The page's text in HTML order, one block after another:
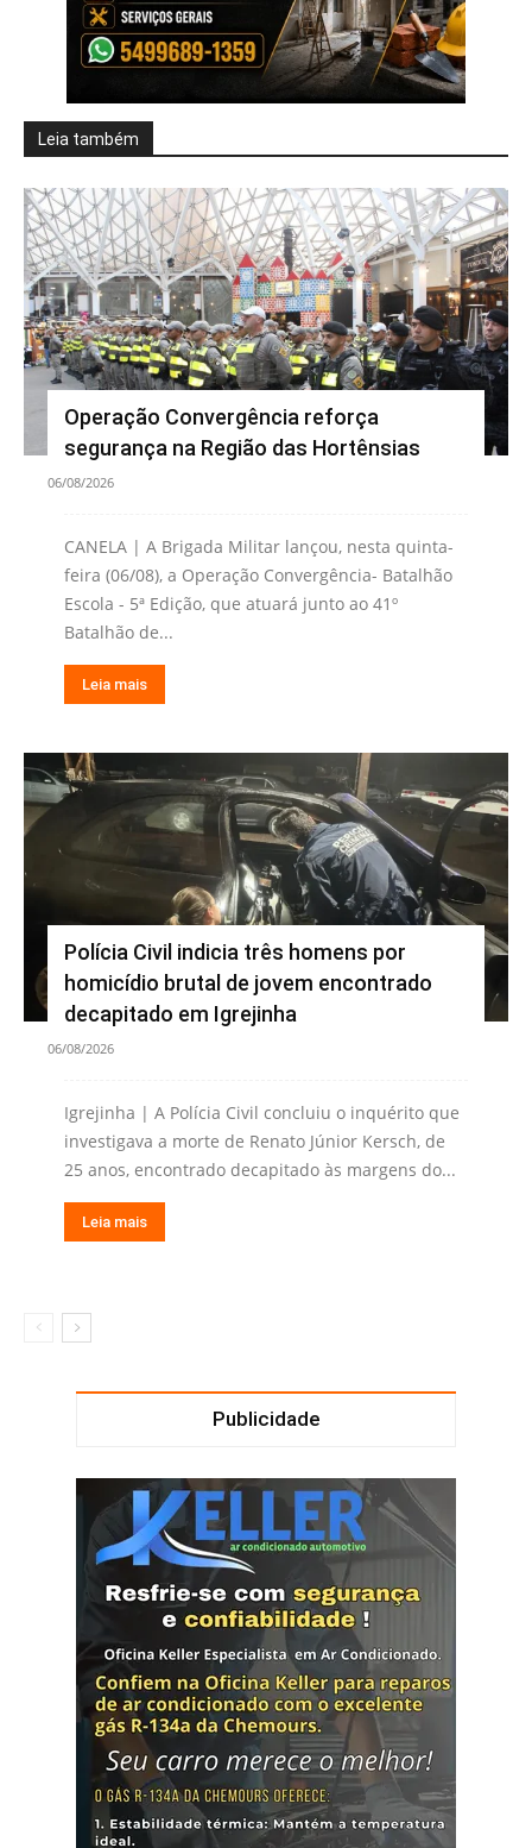
Leia também
Operação Convergência reforça
segurança na Região das Hortênsias
06/08/2026
CANELA | A Brigada Militar lançou, nesta quinta-
feira (06/08), a Operação Convergência- Batalhão
Escola - 5ª Edição, que atuará junto ao 41º
Batalhão de...
Leia mais
Polícia Civil indicia três homens por
homicídio brutal de jovem encontrado
decapitado em Igrejinha
06/08/2026
Igrejinha | A Polícia Civil concluiu o inquérito que
investigava a morte de Renato Júnior Kersch, de
25 anos, encontrado decapitado às margens do...
Leia mais
Publicidade